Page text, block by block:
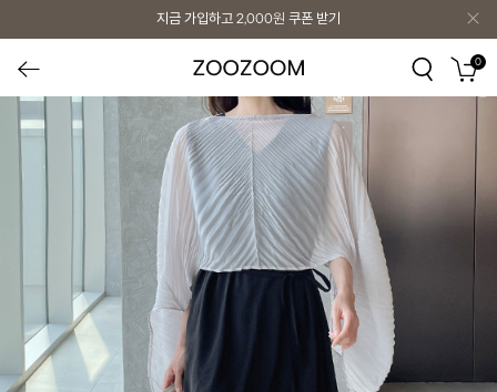
지금 가입하고 2,000원 쿠폰 받기
0